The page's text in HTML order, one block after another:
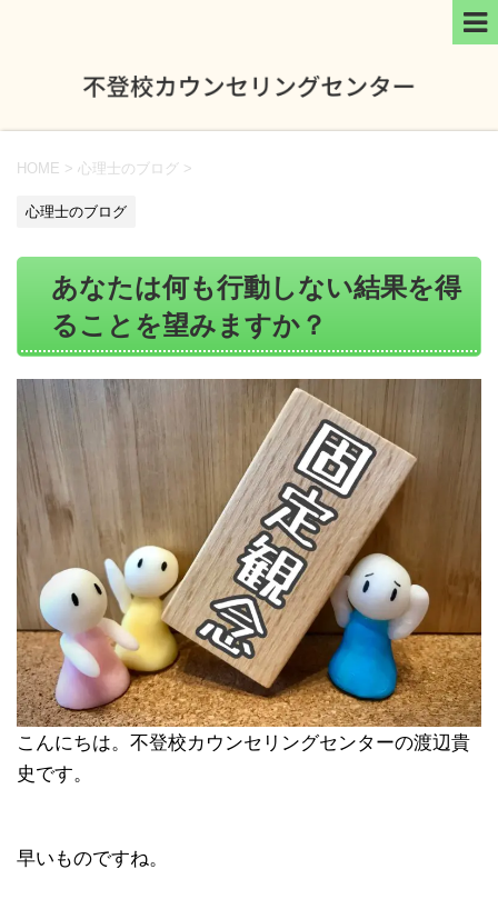
HOME > 心理士のブログ >
心理士のブログ
あなたは何も行動しない結果を得
ることを望みますか？
こんにちは。不登校カウンセリングセンターの渡辺貴
史です。
早いものですね。